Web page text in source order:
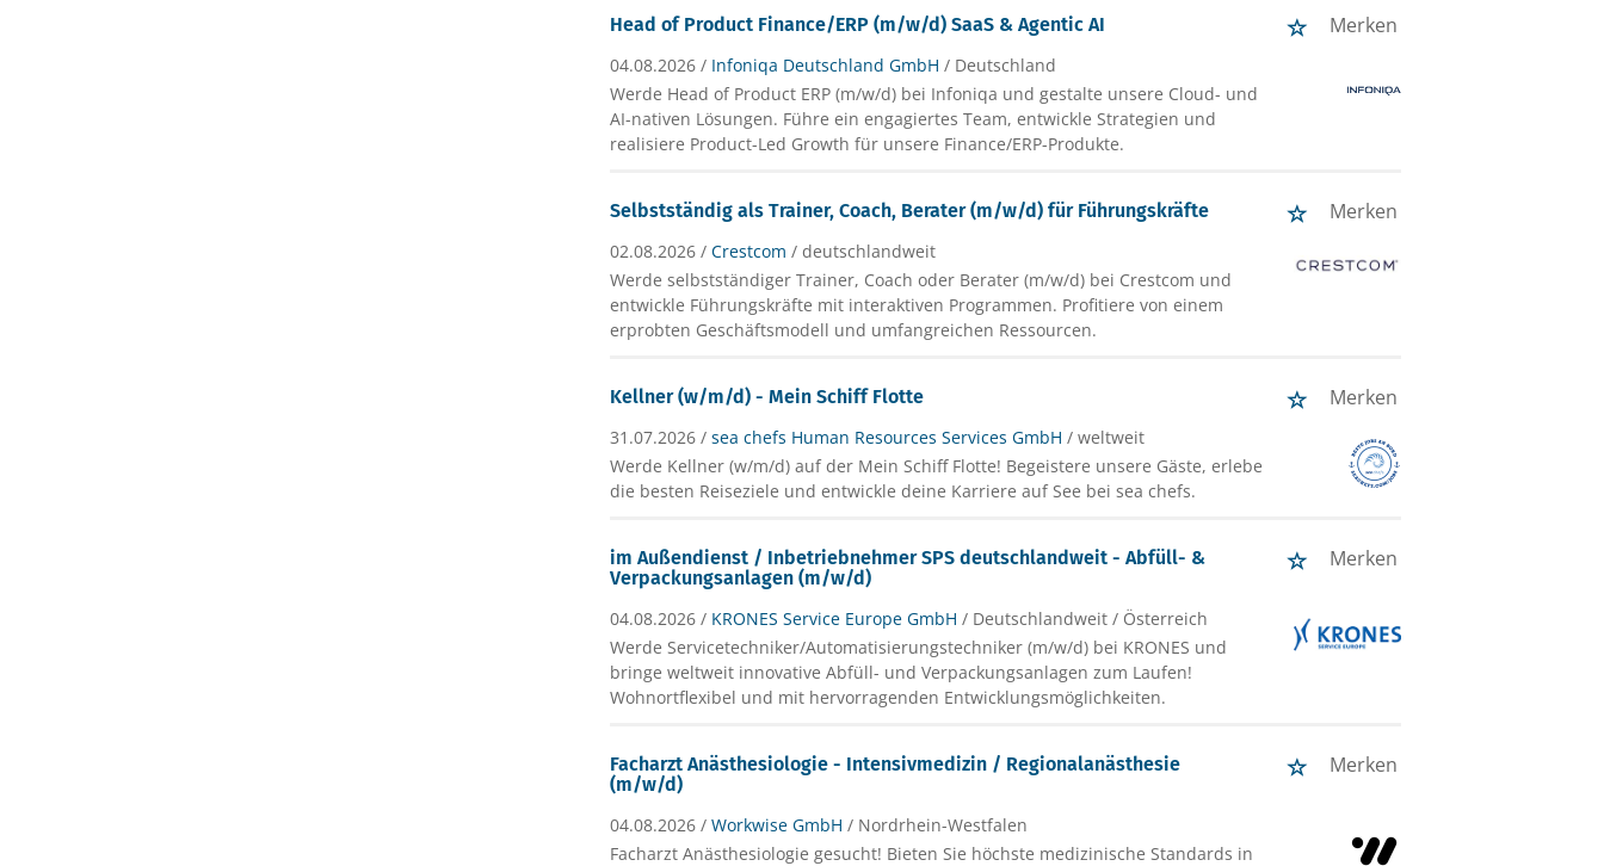
Head of Product Finance/ERP (m/w/d) SaaS & Agentic AI Merken
04.08.2026 / Infoniqa Deutschland GmbH / Deutschland
Werde Head of Product ERP (m/w/d) bei Infoniqa und gestalte unsere Cloud- und
AI-nativen Lösungen. Führe ein engagiertes Team, entwickle Strategien und
realisiere Product-Led Growth für unsere Finance/ERP-Produkte.
Selbstständig als Trainer, Coach, Berater (m/w/d) für Führungskräfte Merken
02.08.2026 /Crestcom / deutschlandweit
Werde selbstständiger Trainer, Coach oder Berater (m/w/d) bei Crestcom und
entwickle Führungskräfte mit interaktiven Programmen. Profitiere von einem
erprobten Geschäftsmodell und umfangreichen Ressourcen.
Kellner (w/m/d) - Mein Schiff Flotte Merken
31.07.2026 /sea chefs Human Resources Services GmbH / weltweit
Werde Kellner (w/m/d) auf der Mein Schiff Flotte! Begeistere unsere Gäste, erlebe
die besten Reiseziele und entwickle deine Karriere auf See bei sea chefs.
im Außendienst / Inbetriebnehmer SPS deutschlandweit - Abfüll- &
Verpackungsanlagen (m/w/d)
Merken
04.08.2026 / KRONES Service Europe GmbH / Deutschlandweit / Österreich
Werde Servicetechniker/Automatisierungstechniker (m/w/d) bei KRONES und
bringe weltweit innovative Abfüll- und Verpackungsanlagen zum Laufen!
Wohnortflexibel und mit hervorragenden Entwicklungsmöglichkeiten.
Facharzt Anästhesiologie - Intensivmedizin / Regionalanästhesie
(m/w/d)
Merken
04.08.2026 /Workwise GmbH / Nordrhein-Westfalen
Facharzt Anästhesiologie gesucht! Bieten Sie höchste medizinische Standards in